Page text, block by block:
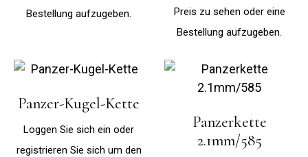
Bestellung aufzugeben.
Preis zu sehen oder eine
Bestellung aufzugeben.
Panzer-Kugel-Kette
Loggen Sie sich ein oder
registrieren Sie sich um den
Panzerkette
2.1mm/585